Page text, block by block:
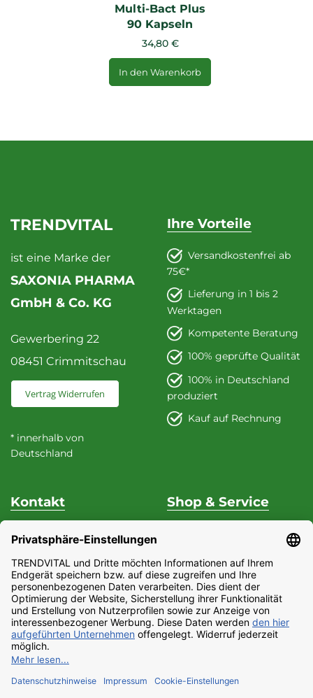
Multi-Bact Plus
90 Kapseln
34,80 €
In den Warenkorb
TRENDVITAL
ist eine Marke der
SAXONIA PHARMA
GmbH & Co. KG
Gewerbering 22
08451 Crimmitschau
Vertrag Widerrufen
* innerhalb von
Deutschland
Ihre Vorteile
Versandkostenfrei ab
75€*
Lieferung in 1 bis 2
Werktagen
Kompetente Beratung
100% geprüfte Qualität
100% in Deutschland
produziert
Kauf auf Rechnung
Kontakt
Unterstützung & Beratung
Fon +49 (0) 37 62 / 95 71 25
Fax+49 (0) 37 62 / 95 71 29
Mo - Do9:00 Uhr - 15:00
Uhr
Fr9:00 Uhr - 13:00 Uhr
E-Mail:
service@trendvital.de
Shop & Service
Datenschutz
Widerrufsrecht
Impressum
Partnerprogramm